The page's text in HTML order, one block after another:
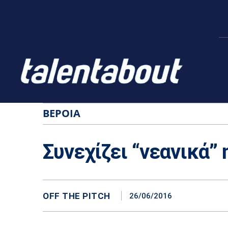
ΒΈΡΟΙΑ
Συνεχίζει
OFF THE PITCH 26/06/2016